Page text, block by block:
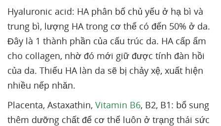
Hyaluronic acid: HA phân bố chủ yếu ở hạ bì và
trung bì, lượng HA trong cơ thể có đến 50% ở da.
Đây là 1 thành phần của cấu trúc da. HA cấp ẩm
cho collagen, nhờ đó mới giữ được tính đàn hồi
của da. Thiếu HA làn da sẽ bị chảy xệ, xuất hiện
nhiều nếp nhăn.
Placenta, Astaxathin, Vitamin B6, B2, B1: bổ sung
thêm dưỡng chất để cơ thể luôn ở trạng thái sức